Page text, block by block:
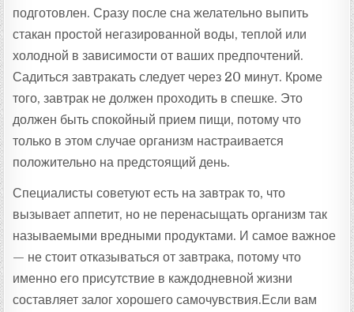
подготовлен. Сразу после сна желательно выпить
стакан простой негазированной воды, теплой или
холодной в зависимости от ваших предпочтений.
Садиться завтракать следует через 20 минут. Кроме
того, завтрак не должен проходить в спешке. Это
должен быть спокойный прием пищи, потому что
только в этом случае организм настраивается
положительно на предстоящий день.
Специалисты советуют есть на завтрак то, что
вызывает аппетит, но не перенасыщать организм так
называемыми вредными продуктами. И самое важное
— не стоит отказываться от завтрака, потому что
именно его присутствие в каждодневной жизни
составляет залог хорошего самочувствия.Если вам